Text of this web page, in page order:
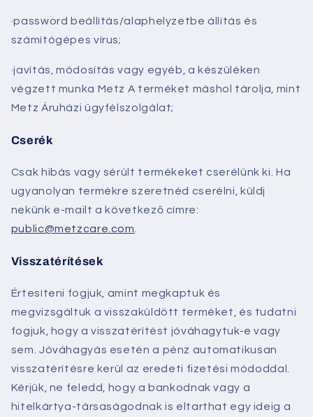
·password beállítás/alaphelyzetbe állítás és
számítógépes vírus;
·javítás, módosítás vagy egyéb, a készüléken
végzett munka Metz A terméket máshol tárolja, mint
Metz Áruházi ügyfélszolgálat;
Cserék
Csak hibás vagy sérült termékeket cserélünk ki. Ha
ugyanolyan termékre szeretnéd cserélni, küldj
nekünk e-mailt a következő címre:
public@metzcare.com
Visszatérítések
Értesíteni fogjuk, amint megkaptuk és
megvizsgáltuk a visszaküldött terméket, és tudatni
fogjuk, hogy a visszatérítést jóváhagytuk-e vagy
sem. Jóváhagyás esetén a pénz automatikusan
visszatérítésre kerül az eredeti fizetési módoddal.
Kérjük, ne feledd, hogy a bankodnak vagy a
hitelkártya-társaságodnak is eltarthat egy ideig a